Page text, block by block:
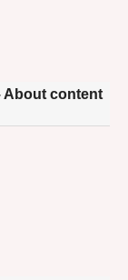
About content